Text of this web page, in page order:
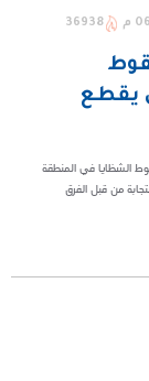
م 36938
سقوط
يقطع
الشظايا في المنطقة
من قبل الفرق